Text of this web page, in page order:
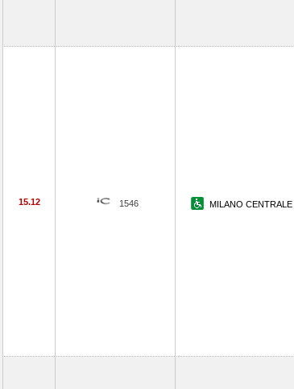
15.12 1546 MILANO CENTRALE